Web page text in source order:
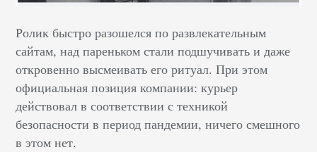
Ролик быстро разошелся по развлекательным
сайтам, над пареньком стали подшучивать и даже
откровенно высмеивать его ритуал. При этом
официальная позиция компании: курьер
действовал в соответствии с техникой
безопасности в период пандемии, ничего смешного
в этом нет.